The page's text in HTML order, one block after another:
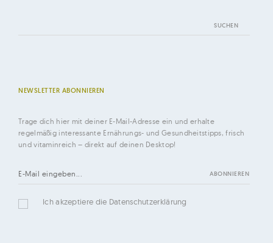
NEWSLETTER ABONNIEREN
Trage dich hier mit deiner E-Mail-Adresse ein und erhalte
regelmäßig interessante Ernährungs- und Gesundheitstipps, frisch
und vitaminreich – direkt auf deinen Desktop!
Ich akzeptiere die Datenschutzerklärung